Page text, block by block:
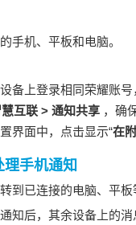
手机、平板和电脑。
备上登录相同荣耀账号
互联> 通知共享 ，确
界面中，点击显示“在
手机通知
到已连接的电脑、平
知后，其余设备上的消